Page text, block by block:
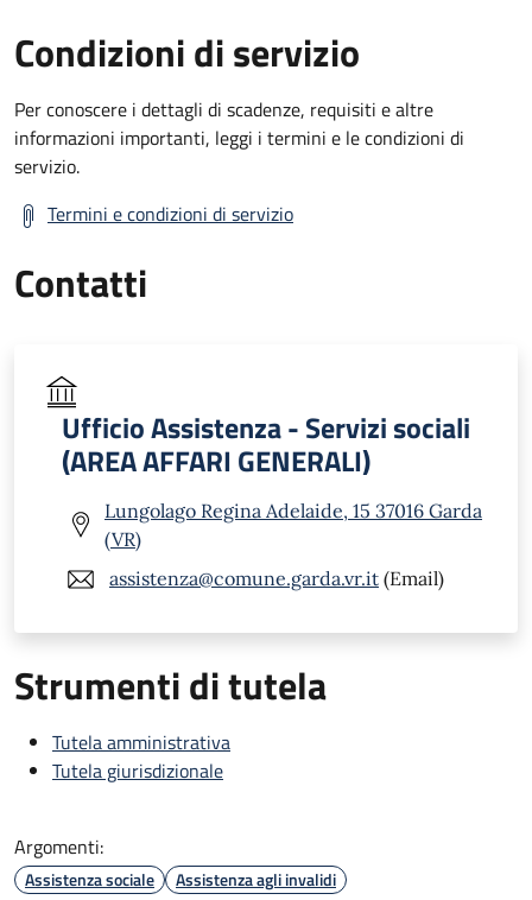
Condizioni di servizio
Per conoscere i dettagli di scadenze, requisiti e altre
informazioni importanti, leggi i termini e le condizioni di
servizio.
Termini e condizioni di servizio
Contatti
Ufficio Assistenza - Servizi sociali
(AREA AFFARI GENERALI)
Lungolago Regina Adelaide, 15 37016 Garda
(VR)
assistenza@comune.garda.vr.it (Email)
Strumenti di tutela
Tutela amministrativa
Tutela giurisdizionale
Argomenti:
Assistenza sociale Assistenza agli invalidi